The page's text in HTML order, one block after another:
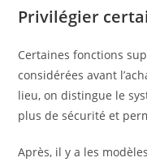
Privilégier
Certaines fonctions
considérées avant
lieu, on distingue le
plus de sécurité et
Après, il y a les